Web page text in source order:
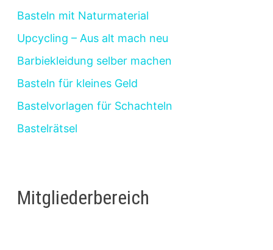
Basteln mit Naturmaterial
Upcycling – Aus alt mach neu
Barbiekleidung selber machen
Basteln für kleines Geld
Bastelvorlagen für Schachteln
Bastelrätsel
Mitgliederbereich